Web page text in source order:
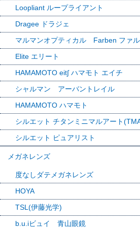
Loopliant ループライアント
Dragee ドラジェ
マルマンオプティカル Farben ファ
Elite エリート
HAMAMOTO eit∫ ハマモト エイチ
シャルマン アーバントレイル
HAMAMOTO ハマモト
シルエット チタンミニマルアート
シルエット ピュアリスト
メガネレンズ
度なしダテメガネレンズ
HOYA
TSL(伊藤光学)
b.u.iビュイ 青山眼鏡